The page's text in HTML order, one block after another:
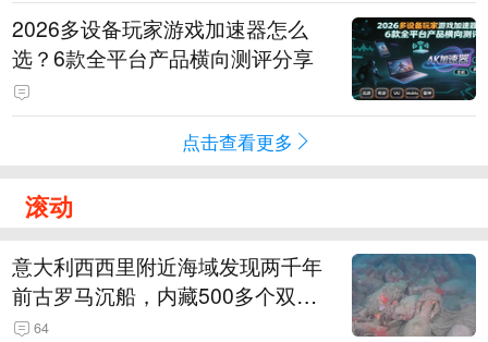
2026多设备玩家游戏加速器怎么
选？6款全平台产品横向测评分享
点击查看更多
滚动
意大利西西里附近海域发现两千年
前古罗马沉船，内藏500多个双耳
陶罐
64